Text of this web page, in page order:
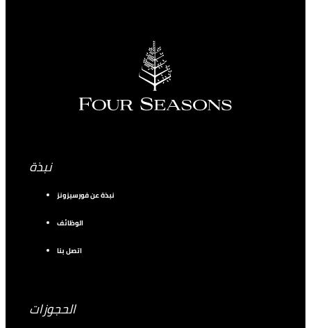
نبذة
نبذة عن فورسيزونز
الوظائف
اتصل بنا
الحجوزات